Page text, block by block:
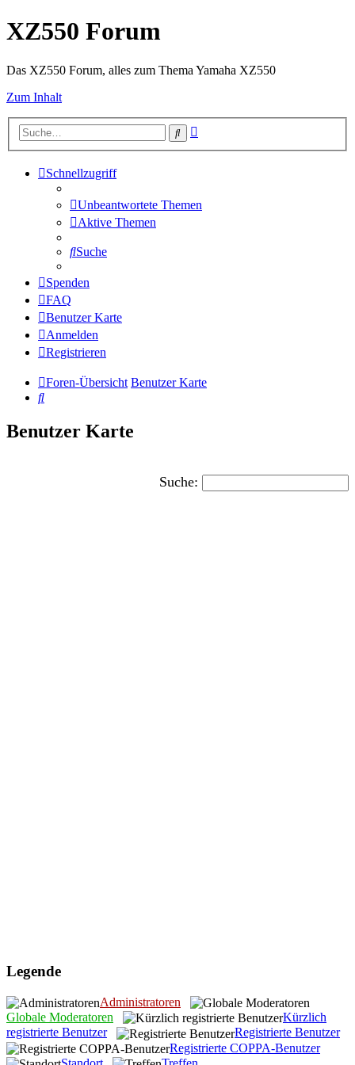
XZ550 Forum
Das XZ550 Forum, alles zum Thema Yamaha XZ550
Zum Inhalt
Suche
Schnellzugriff
Unbeantwortete Themen
Aktive Themen
Suche
Spenden
FAQ
Benutzer Karte
Anmelden
Registrieren
Foren-Übersicht Benutzer Karte
Suche
Benutzer Karte
Suche:
Legende
Administratoren
Globale Moderatoren
Kürzlich
registrierte Benutzer
Registrierte Benutzer
Registrierte COPPA-Benutzer